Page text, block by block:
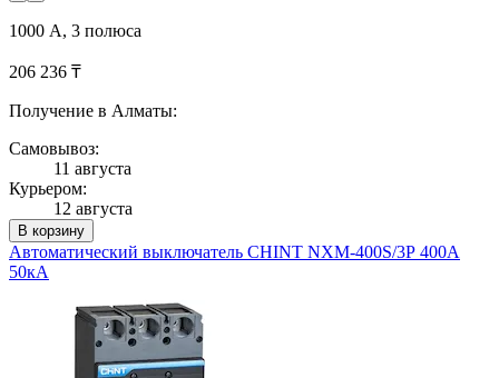
1000 А, 3 полюса
206 236 ₸
Получение в Алматы:
Самовывоз:
11 августа
Курьером:
12 августа
В корзину
Автоматический выключатель CHINT NXM-400S/3Р 400A
50кА